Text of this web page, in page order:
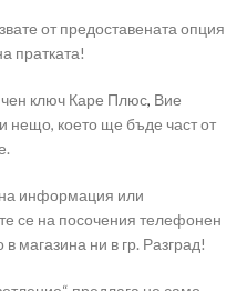
от предоставената опция
пратката!
ключ Каре Плюс, Вие
нещо, което ще бъде част от
информация или
се на посочения телефонен
магазина ни в гр. Разград!